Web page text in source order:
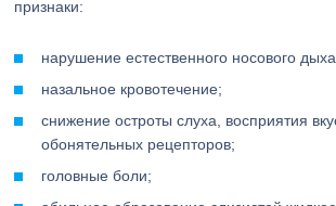
признаки:
нарушение естественного носового
назальное кровотечение;
снижение остроты слуха, восприятия
обонятельных рецепторов;
головные боли;